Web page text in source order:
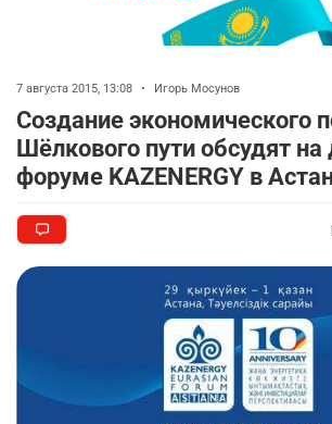
7 августа 2015, 13:08 • Игорь Мосунов
Создание экономического
Шёлкового пути обсудят на
форуме KAZENERGY в